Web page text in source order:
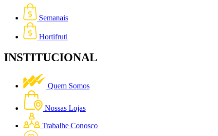
Semanais
Hortifruti
INSTITUCIONAL
Quem Somos
Nossas Lojas
Trabalhe Conosco